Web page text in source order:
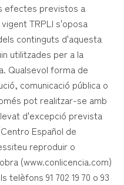
efectes previstos a
TRPLI s'oposa
continguts d'aquesta
utilitzades per a la
Qualsevol forma de
comunicació pública o
pot realitzar-se amb
d'excepció prevista
Español de
reproduir o
(www.conlicencia.com)
91 702 19 70 o 93